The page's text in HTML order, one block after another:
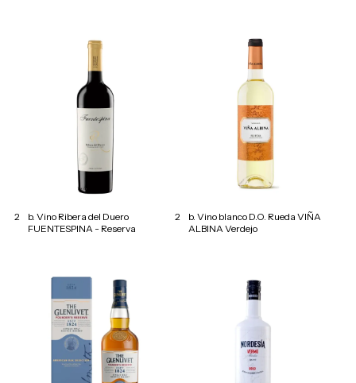
2
b. Vino Ribera del Duero
FUENTESPINA - Reserva
2
b. Vino blanco D.O. Rueda VIÑA
ALBINA Verdejo